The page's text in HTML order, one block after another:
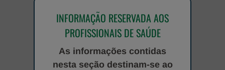
INFORMAÇÃO RESERVADA AOS
PROFISSIONAIS DE SAÚDE
As informações contidas
nesta seção destinam-se ao
Clip Test Plus Stick